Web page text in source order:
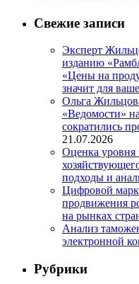
Свежие записи
Эксперт
изданию
«Цены на
значит для
Ольга
«Ведомости»
сократились
21.07.2026
Оценка уровня
подходы и
Цифровой
продвижения
на рынках
Анализ
электронной
Рубрики